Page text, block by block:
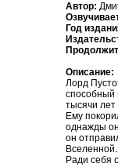
Автор:
Год
Описание:
Лорд
способный
тысячи
Ему
однажды
он
Ради себя